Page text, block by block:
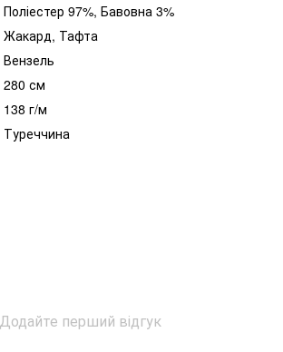
Поліестер 97%, Бавовна 3%
Жакард, Тафта
Вензель
280 см
138 г/м
Туреччина
Додайте перший відгук